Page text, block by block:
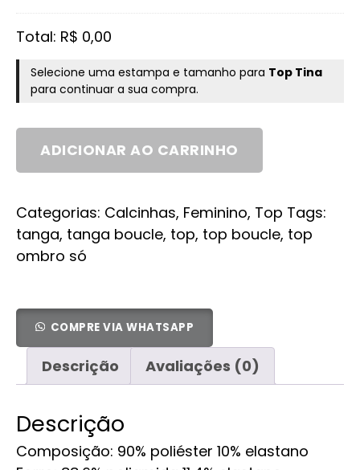
Total: R$ 0,00
Selecione uma estampa e tamanho para Top Tina
para continuar a sua compra.
ADICIONAR AO CARRINHO
Categorias: Calcinhas, Feminino, Top Tags:
tanga, tanga boucle, top, top boucle, top
ombro só
COMPRE VIA WHATSAPP
Descrição Avaliações (0)
Descrição
Composição: 90% poliéster 10% elastano